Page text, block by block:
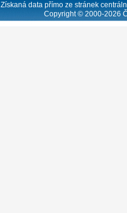
Získaná data přímo ze stránek
Copyright © 2000-2026